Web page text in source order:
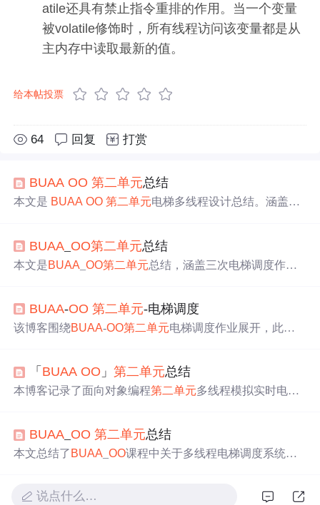
atile还具有禁止指令重排的作用。当一个变量
被volatile修饰时，所有线程访问该变量都是从
主内存中读取最新的值。
给本帖投票
64 回复 打赏
BUAA OO 第二单元总结
本文是 BUAA OO 第二单元电梯多线程设计总结。涵盖架
锁；分析调度策略漏洞和线程安全问题及解决办法；最后
分享线程安全和层次化设计的心得体会。
BUAA OO第二单元总结
本文是BUAA _OO第二单元总结，涵盖三次电梯调度作
式和整体流程，也提及易变的请求类型和电梯结构。还分
享了线程安全和层次化设计的心得体会。
BUAA-OO 第二单元-电梯调度
该博客围绕BUAA-OO第二单元电梯调度作业展开，此单
及生产者 - 消费者模型、多种分配策略、双轿厢电梯改造
等，还提及BUG修复和心得体会。
「 BUAA OO 」第二单元总结
本博客记录了面向对象编程第二单元多线程模拟实时电梯
作者还分享了线程安全和层次化设计的心得体会，强调了
多线程编程核心及层次化设计对大型项目的重要性。
BUAA OO 第二单元总结
本文总结了 BUAA _OO课程中关于多线程电梯调度系统的
图、代码结构、设计原则、测试技术及性能优化。
说点什么…